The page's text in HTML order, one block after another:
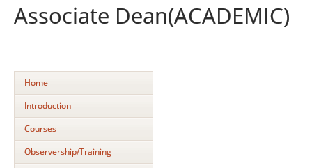
Associate Dean(ACADEMIC)
Home
Introduction
Courses
Observership/Training